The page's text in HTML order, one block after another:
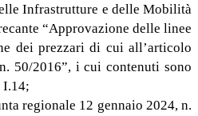
Infrastrutture e delle Mobilità
“Approvazione delle linee
dei prezzari di cui all’articolo
50/2016”, i cui contenuti sono
regionale 12 gennaio 2024, n.